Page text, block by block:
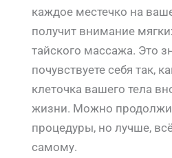
каждое местечко на
получит внимание
тайского массажа. Это
почувствуете себя так,
клеточка вашего тела
жизни. Можно
процедуры, но лучше,
самому.